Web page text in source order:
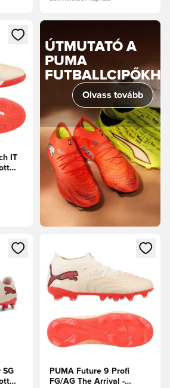
a bejelentkezéshez vagy a tagként
IT
ÚTMUTATÓ A
PUMA
Olvass tovább
a bejelentkezéshez vagy a tagként
SG
Megnyit egy modált a
PUMA Future 9 Profi
FG/AG The Arrival -